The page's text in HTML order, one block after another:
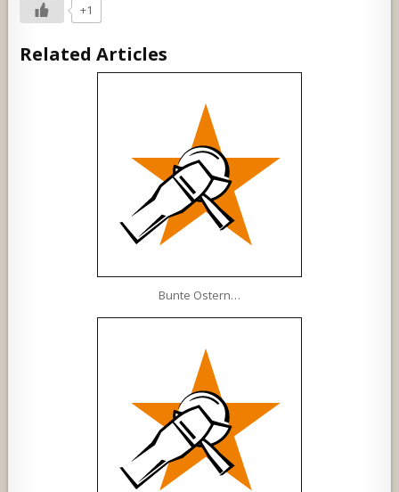
+1
Related Articles
Bunte Ostern…